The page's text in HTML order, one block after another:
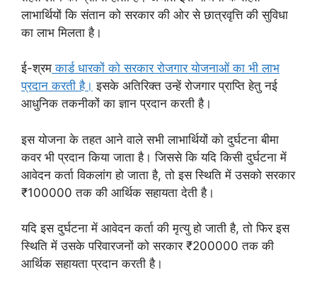
लाभार्थियों कि संतान को सरकार की ओर से छात्रवृत्ति की सुविधा
का लाभ मिलता है।
ई-श्रम कार्ड धारकों को सरकार रोजगार योजनाओं का भी लाभ
प्रदान करती है। इसके अतिरिक्त उन्हें रोजगार प्राप्ति हेतु नई
आधुनिक तकनीकों का ज्ञान प्रदान करती है।
इस योजना के तहत आने वाले सभी लाभार्थियों को दुर्घटना बीमा
कवर भी प्रदान किया जाता है। जिससे कि यदि किसी दुर्घटना में
आवेदन कर्ता विकलांग हो जाता है, तो इस स्थिति में उसको सरकार
₹100000 तक की आर्थिक सहायता देती है।
यदि इस दुर्घटना में आवेदन कर्ता की मृत्यु हो जाती है, तो फिर इस
स्थिति में उसके परिवारजनों को सरकार ₹200000 तक की
आर्थिक सहायता प्रदान करती है।